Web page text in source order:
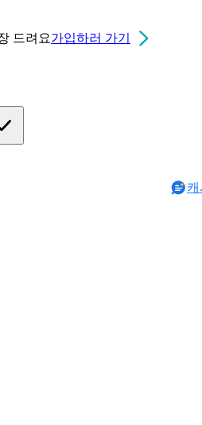
드려요가입하러 가기